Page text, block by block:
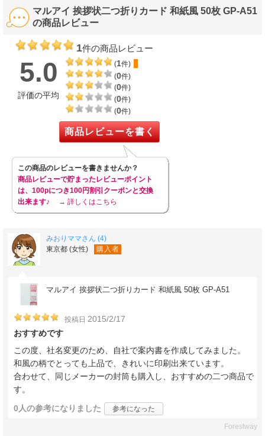
マルアイ 挨拶状二つ折りカード 和紙風 50枚 GP-A51
の商品レビュー
1件の商品レビュー
5.0
評価の平均
(1件)
(0件)
(0件)
(0件)
(0件)
商品レビューを書く
この商品のレビューを書きませんか？
商品レビューで貯まったレビューポイント
は、100pにつき100円割引クーポンと交換
出来ます♪
→ 詳しくはこちら
みおりママさん (4)
東京都 (女性)
購入者
マルアイ 挨拶状二つ折りカード 和紙風 50枚 GP-A51
投稿日 2015/2/17
おすすめです
この度、社名変更のため、自社で案内書を作成してみました。
和風の柄でとっても上品で、きれいに印刷出来ています。
合わせて、同じメーカーの封筒も購入し、おすすめの二つ商品で
す。
0人の参考になりました 参考になった
Forestway